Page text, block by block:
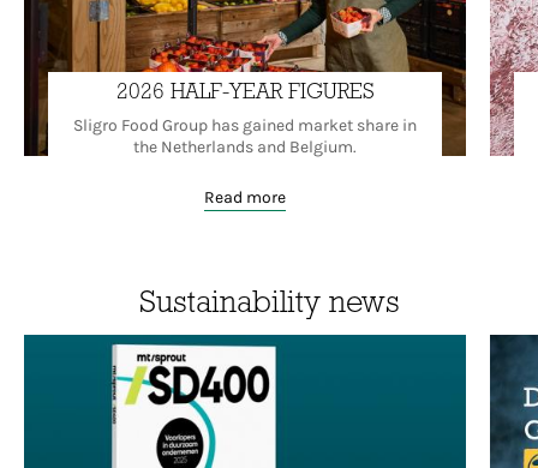
2026 HALF-YEAR FIGURES
Sligro Food Group has gained market share in
the Netherlands and Belgium.
Read more
Sustainability news